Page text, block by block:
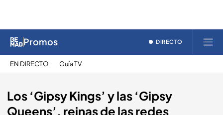
Promos DIRECTO
EN DIRECTO Guía TV
Los ‘Gipsy Kings’ y las ‘Gipsy
Queens’, reinas de las redes